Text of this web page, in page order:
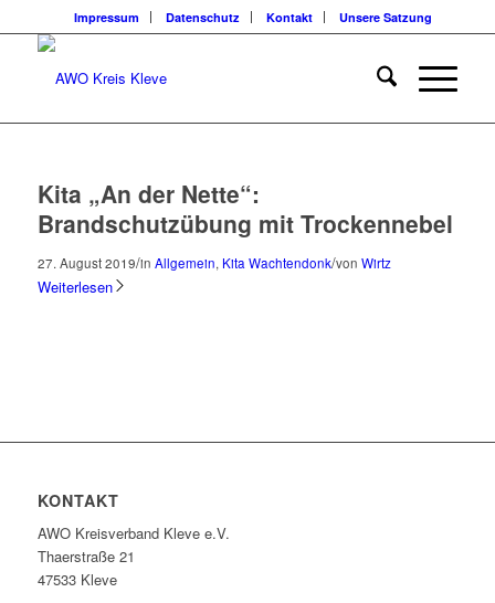
Impressum Datenschutz Kontakt Unsere Satzung
Kita „An der Nette“:
Brandschutzübung mit Trockennebel
27. August 2019/in Allgemein, Kita Wachtendonk/von Wirtz
Weiterlesen
KONTAKT
AWO Kreisverband Kleve e.V.
Thaerstraße 21
47533 Kleve